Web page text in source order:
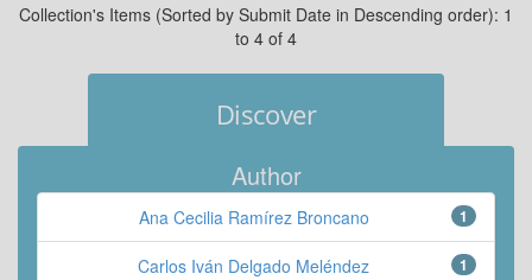
Collection's Items (Sorted by Submit Date in Descending order): 1
to 4 of 4
Discover
Author
1
Ana Cecilia Ramírez Broncano
1
Carlos Iván Delgado Meléndez